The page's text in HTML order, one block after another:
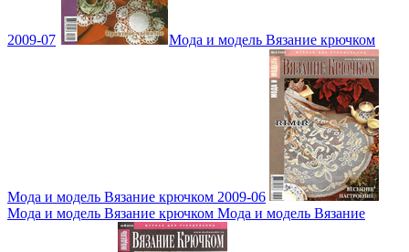
2009-07 Мода и модель Вязание крючком
Мода и модель Вязание крючком 2009-06
Мода и модель Вязание крючком Мода и модель Вязание